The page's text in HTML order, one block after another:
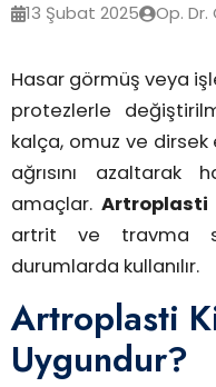
13 Şubat 2025 Op. Dr.
Hasar görmüş veya
protezlerle
kalça, omuz ve dirsek
ağrısını azaltarak
amaçlar. Artroplasti
artrit ve travma
durumlarda kullanılır.
Artroplasti
Uygundur?